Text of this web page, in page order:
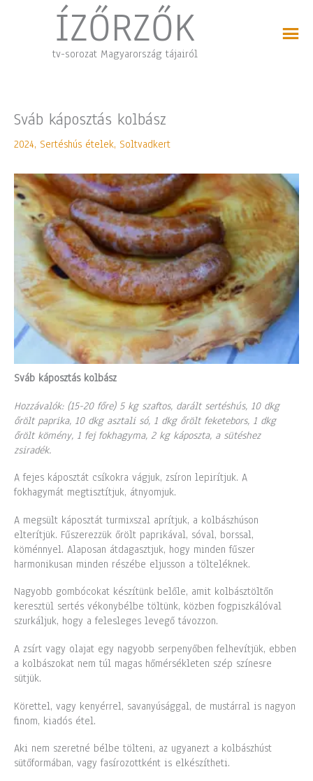
ÍZŐRZŐK
tv-sorozat Magyarország tájairól
Sváb káposztás kolbász
2024, Sertéshús ételek, Soltvadkert
Sváb káposztás kolbász
Hozzávalók: (15-20 főre) 5 kg szaftos, darált sertéshús, 10 dkg
őrölt paprika, 10 dkg asztali só, 1 dkg őrölt feketebors, 1 dkg
őrölt kömény, 1 fej fokhagyma, 2 kg káposzta, a sütéshez
zsiradék.
A fejes káposztát csíkokra vágjuk, zsíron lepirítjuk. A
fokhagymát megtisztítjuk, átnyomjuk.
A megsült káposztát turmixszal aprítjuk, a kolbászhúson
elterítjük. Fűszerezzük őrölt paprikával, sóval, borssal,
köménnyel. Alaposan átdagasztjuk, hogy minden fűszer
harmonikusan minden részébe eljusson a tölteléknek.
Nagyobb gombócokat készítünk belőle, amit kolbásztöltőn
keresztül sertés vékonybélbe töltünk, közben fogpiszkálóval
szurkáljuk, hogy a felesleges levegő távozzon.
A zsírt vagy olajat egy nagyobb serpenyőben felhevítjük, ebben
a kolbászokat nem túl magas hőmérsékleten szép színesre
sütjük.
Körettel, vagy kenyérrel, savanyúsággal, de mustárral is nagyon
finom, kiadós étel.
Aki nem szeretné bélbe tölteni, az ugyanezt a kolbászhúst
sütőformában, vagy fasírozottként is elkészítheti.